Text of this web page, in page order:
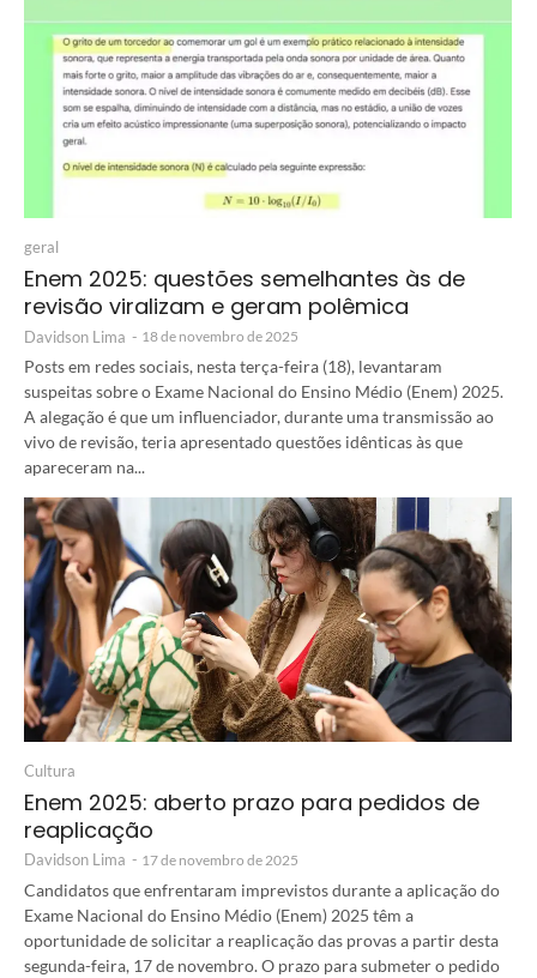
geral
Enem 2025: questões semelhantes às de
revisão viralizam e geram polêmica
Davidson Lima - 18 de novembro de 2025
Posts em redes sociais, nesta terça-feira (18), levantaram
suspeitas sobre o Exame Nacional do Ensino Médio (Enem) 2025.
A alegação é que um influenciador, durante uma transmissão ao
vivo de revisão, teria apresentado questões idênticas às que
apareceram na...
Cultura
Enem 2025: aberto prazo para pedidos de
reaplicação
Davidson Lima - 17 de novembro de 2025
Candidatos que enfrentaram imprevistos durante a aplicação do
Exame Nacional do Ensino Médio (Enem) 2025 têm a
oportunidade de solicitar a reaplicação das provas a partir desta
segunda-feira, 17 de novembro. O prazo para submeter o pedido